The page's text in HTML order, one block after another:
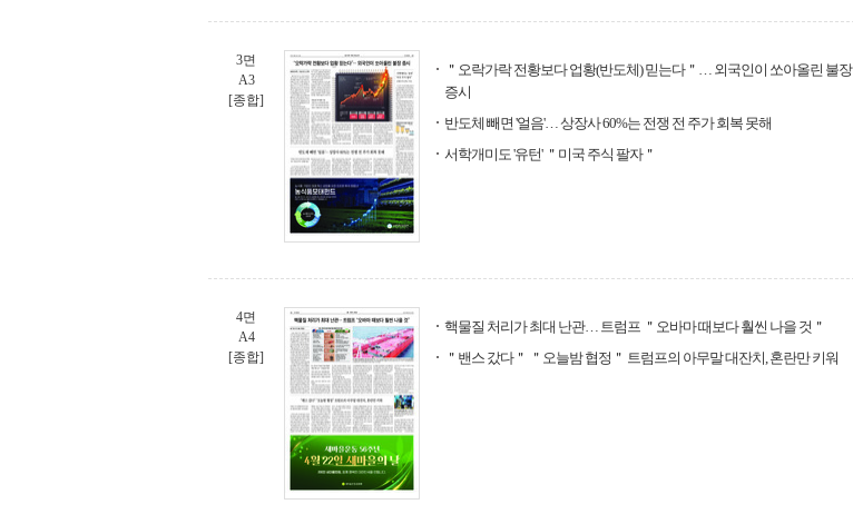
3면
A3
[종합]
＂오락가락 전황보다 업황(반도체) 믿는다＂… 외국인이 쏘아올린 불장
증시
반도체 빼면 '얼음'… 상장사 60%는 전쟁 전 주가 회복 못해
서학개미도 '유턴' ＂미국 주식 팔자＂
4면
A4
[종합]
핵물질 처리가 최대 난관… 트럼프 ＂오바마 때보다 훨씬 나을 것＂
＂밴스 갔다＂ ＂오늘밤 협정＂ 트럼프의 아무말 대잔치, 혼란만 키워